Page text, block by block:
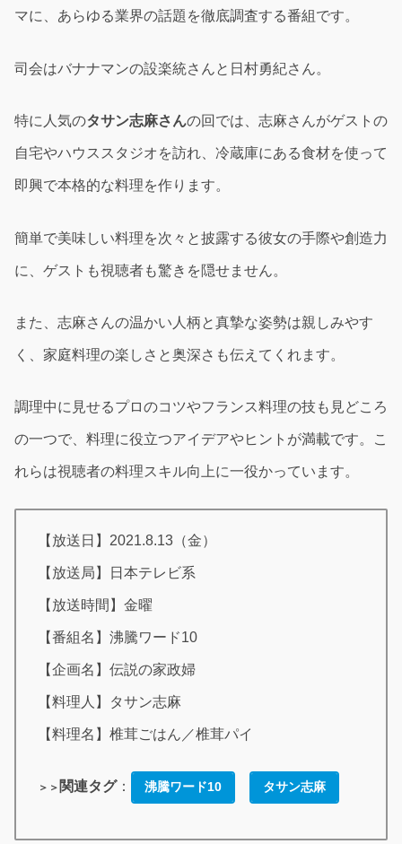
マに、あらゆる業界の話題を徹底調査する番組です。
司会はバナナマンの設楽統さんと日村勇紀さん。
特に人気のタサン志麻さんの回では、志麻さんがゲストの
自宅やハウススタジオを訪れ、冷蔵庫にある食材を使って
即興で本格的な料理を作ります。
簡単で美味しい料理を次々と披露する彼女の手際や創造力
に、ゲストも視聴者も驚きを隠せません。
また、志麻さんの温かい人柄と真摯な姿勢は親しみやす
く、家庭料理の楽しさと奥深さも伝えてくれます。
調理中に見せるプロのコツやフランス料理の技も見どころ
の一つで、料理に役立つアイデアやヒントが満載です。こ
れらは視聴者の料理スキル向上に一役かっています。
【放送日】2021.8.13（金）
【放送局】日本テレビ系
【放送時間】金曜
【番組名】沸騰ワード10
【企画名】伝説の家政婦
【料理人】タサン志麻
【料理名】椎茸ごはん／椎茸パイ
＞＞ 関連タグ： 沸騰ワード10 タサン志麻